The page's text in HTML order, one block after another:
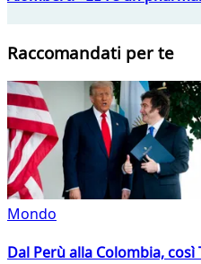
Raccomandati per te
Mondo
Dal Perù alla Colombia,